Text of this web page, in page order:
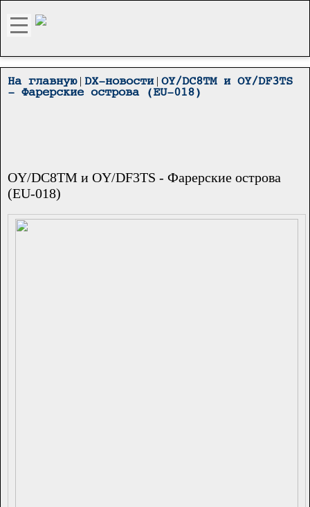
На главную| DX-новости| OY/DC8TM и OY/DF3TS
- Фарерские острова (EU-018)
OY/DC8TM и OY/DF3TS - Фарерские острова
(EU-018)